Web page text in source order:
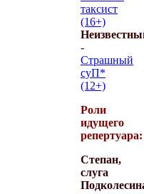
таксист
(16+)
-
Страшный
суП*
(12+)
Роли
идущего
репертуара:
Степан,
слуга